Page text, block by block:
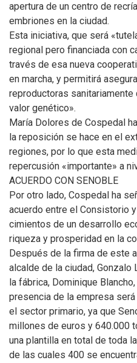
apertura de un centro de
embriones en la ciudad.
Esta iniciativa, que será
regional pero financiada con
través de esa nueva
en marcha, y permitirá
reproductoras sanitariamente
valor genético».
María Dolores de Cospedal
la reposición se hace en el
regiones, por lo que esta
repercusión «importante» a
ACUERDO CON SENOBLE
Por otro lado, Cospedal ha
acuerdo entre el Consistorio
cimientos de un desarrollo
riqueza y prosperidad en la
Después de la firma de este
alcalde de la ciudad, Gonzalo
la fábrica, Dominique
presencia de la empresa
el sector primario, ya que
millones de euros y 640.000
una plantilla en total de toda
de las cuales 400 se